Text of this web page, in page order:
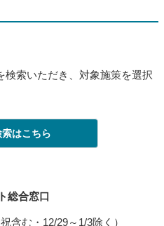
索いただき、対象施策を選択
はこちら
総合窓口
含む・12/29～1/3除く）